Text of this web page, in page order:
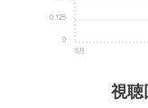
5月
0
0.125
視